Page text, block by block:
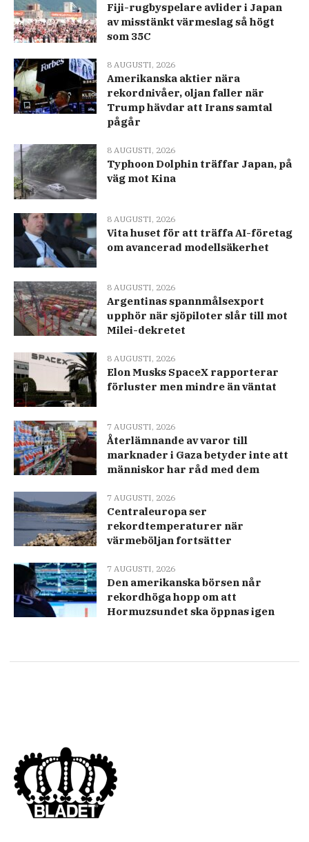
Fiji-rugbyspelare avlider i Japan
av misstänkt värmeslag så högt
som 35C
8 AUGUSTI, 2026
Amerikanska aktier nära
rekordnivåer, oljan faller när
Trump hävdar att Irans samtal
pågår
8 AUGUSTI, 2026
Typhoon Dolphin träffar Japan, på
väg mot Kina
8 AUGUSTI, 2026
Vita huset för att träffa AI-företag
om avancerad modellsäkerhet
8 AUGUSTI, 2026
Argentinas spannmålsexport
upphör när sjöpiloter slår till mot
Milei-dekretet
8 AUGUSTI, 2026
Elon Musks SpaceX rapporterar
förluster men mindre än väntat
7 AUGUSTI, 2026
Återlämnande av varor till
marknader i Gaza betyder inte att
människor har råd med dem
7 AUGUSTI, 2026
Centraleuropa ser
rekordtemperaturer när
värmeböljan fortsätter
7 AUGUSTI, 2026
Den amerikanska börsen når
rekordhöga hopp om att
Hormuzsundet ska öppnas igen